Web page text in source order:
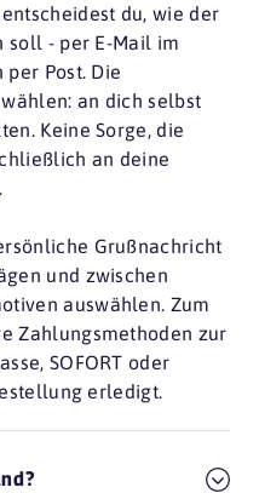
du, wie der
soll - per E-Mail im
Post. Die
an dich selbst
Keine Sorge, die
an deine
Grußnachricht
und zwischen
auswählen. Zum
Zahlungsmethoden zur
SOFORT oder
erledigt.